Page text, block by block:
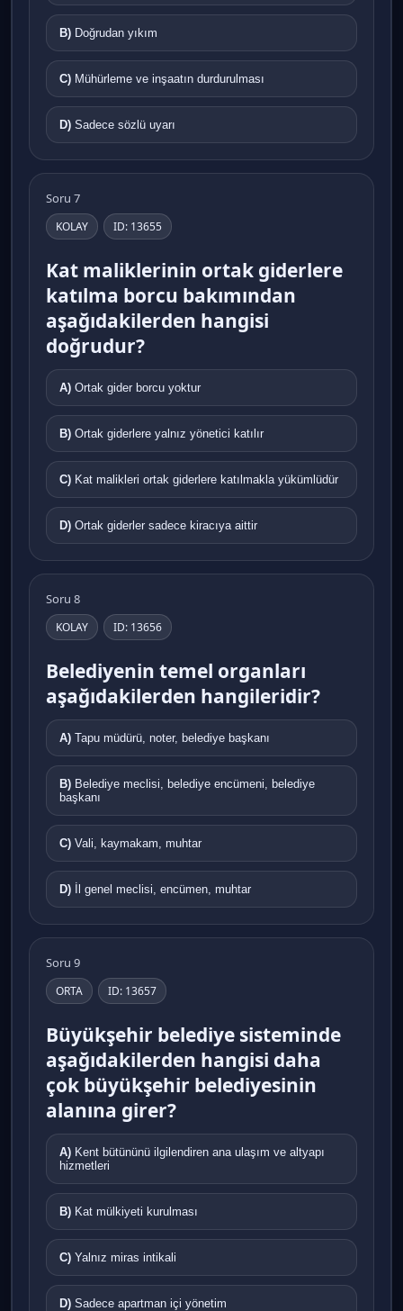
B) Doğrudan yıkım
C) Mühürleme ve inşaatın durdurulması
D) Sadece sözlü uyarı
Soru 7
KOLAY ID: 13655
Kat maliklerinin ortak giderlere
katılma borcu bakımından
aşağıdakilerden hangisi
doğrudur?
A) Ortak gider borcu yoktur
B) Ortak giderlere yalnız yönetici katılır
C) Kat malikleri ortak giderlere katılmakla yükümlüdür
D) Ortak giderler sadece kiracıya aittir
Soru 8
KOLAY ID: 13656
Belediyenin temel organları
aşağıdakilerden hangileridir?
A) Tapu müdürü, noter, belediye başkanı
B)
başkanı
C) Vali, kaymakam, muhtar
D) İl genel meclisi, encümen, muhtar
Soru 9
ORTA ID: 13657
Büyükşehir belediye sisteminde
aşağıdakilerden hangisi daha
çok büyükşehir belediyesinin
alanına girer?
A)
hizmetleri
B) Kat mülkiyeti kurulması
C) Yalnız miras intikali
D) Sadece apartman içi yönetim